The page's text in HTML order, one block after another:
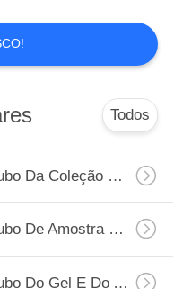
49
Todos
Tubo Da Coleção Do Sangue Do Vácuo
Tubo De Amostra Do Vírus
Tubo Do Gel E Do Ativador Do Coágulo